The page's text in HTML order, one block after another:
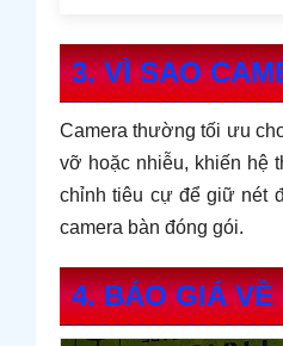
3. VÌ SAO
Camera thường tối ưu
vỡ hoặc nhiễu, khiến hệ
chỉnh tiêu cự để giữ nét
camera bàn đóng gói.
4. BÁO GIÁ